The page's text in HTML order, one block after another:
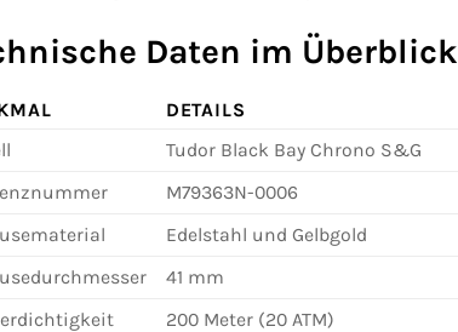
Daten im Überblick
DETAILS
Tudor Black Bay Chrono S&G
M79363N-0006
Edelstahl und Gelbgold
41 mm
200 Meter (20 ATM)